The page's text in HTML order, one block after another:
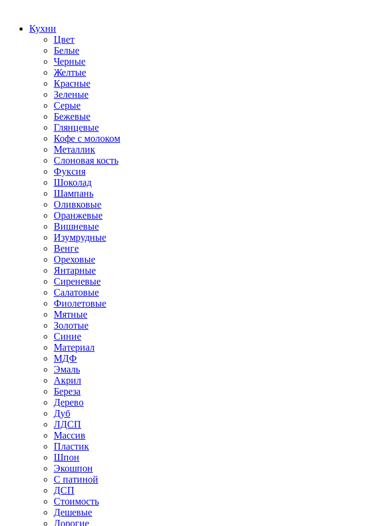
Кухни
Цвет
Белые
Черные
Желтые
Красные
Зеленые
Серые
Бежевые
Глянцевые
Кофе с молоком
Металлик
Слоновая кость
Фуксия
Шоколад
Шампань
Оливковые
Оранжевые
Вишневые
Изумрудные
Венге
Ореховые
Янтарные
Сиреневые
Салатовые
Фиолетовые
Мятные
Золотые
Синие
Материал
МДФ
Эмаль
Акрил
Береза
Дерево
Дуб
ЛДСП
Массив
Пластик
Шпон
Экошпон
С патиной
ДСП
Стоимость
Дешевые
Дорогие